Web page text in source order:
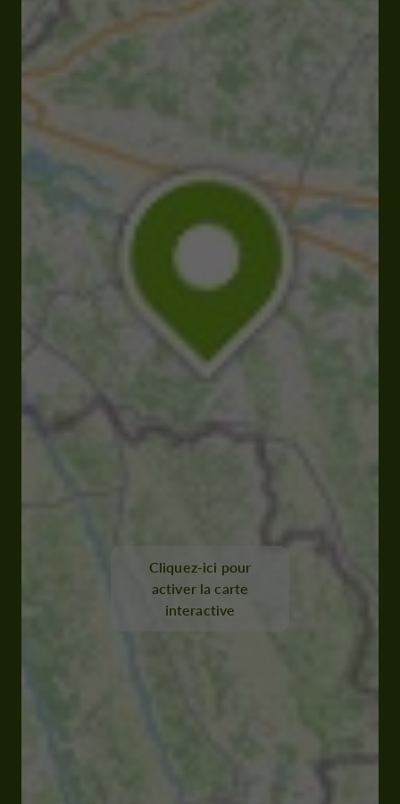
Cliquez-ici pour
activer la carte
interactive